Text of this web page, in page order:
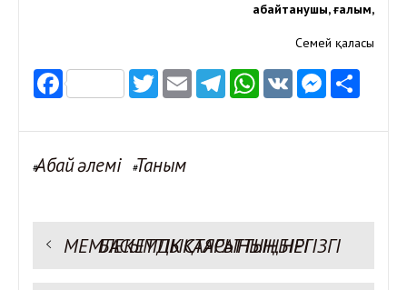
абайтанушы, ғалым,
Семей қаласы
FacebookTwitter
EmailTelegram
WhatsApp
VK
#Абай әлемі #Таным
Навигация
Предыдущая запись:МЕМЛЕКЕТТІК САЯСАТТЫҢ НЕГІЗГІ БАСЫМДЫҚТАРЫНЫҢ БІРІ